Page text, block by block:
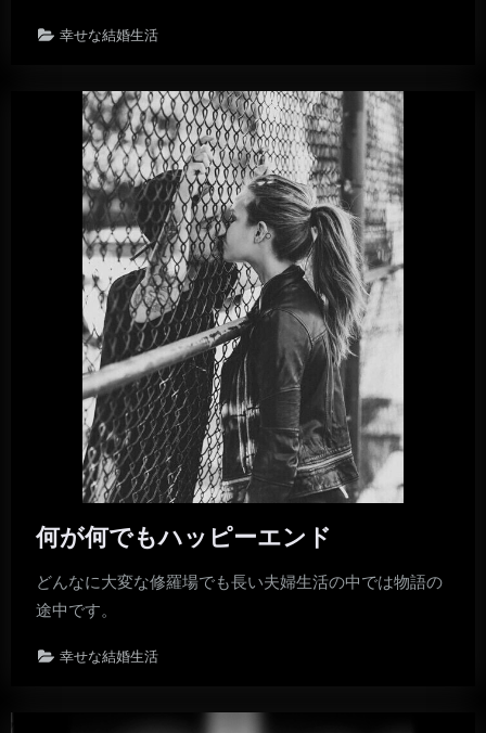
幸せな結婚生活
何が何でもハッピーエンド
どんなに大変な修羅場でも長い夫婦生活の中では物語の
途中です。
幸せな結婚生活